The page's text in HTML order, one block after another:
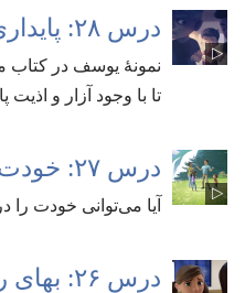
درس ۲۸:‏ پایداری با وجود آزار و اذیت
نمونهٔ یوسف در
تا با وجود آزار و اذیت
درس ۲۷:‏ خودت را در بهشت ببین
آیا می‌توانی خودت را
درس ۲۶:‏ بهای رهایی